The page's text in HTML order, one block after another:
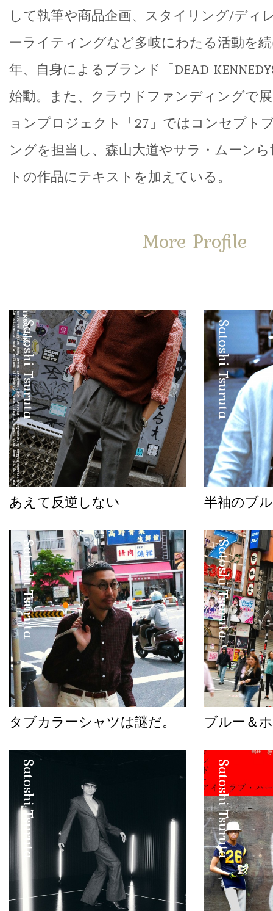
して執筆や商品企画、スタイリング/ディ
ーライティングなど多岐にわたる活動を
年、自身によるブランド「DEAD
始動。また、クラウドファンディングで
ョンプロジェクト「27」ではコンセプト
ングを担当し、森山大道やサラ・ムーン
トの作品にテキストを加えている。
More Profile
Satoshi Tsuruta
あえて反逆しない
Satoshi Tsuruta
半袖のブ
Satoshi Tsuruta
タブカラーシャツは謎だ。
Satoshi Tsuruta
ブルー＆
Satoshi Tsuruta Satoshi Tsuruta